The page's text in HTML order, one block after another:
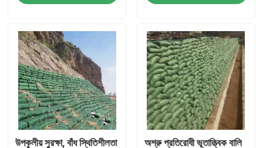
মান নিয়ন্ত্রণ
আমাদের সাথে যোগাযোগ করুন
উদ্ধৃতির জন্য আবেদন
জিওটেক্সটাইল জিওগ্রিড
উপকূলীয় সুরক্ষা, বাঁধ স্থিতিশীলতা অশ্রু প্রতিরোধী ভূতাত্ত্বিক বালি